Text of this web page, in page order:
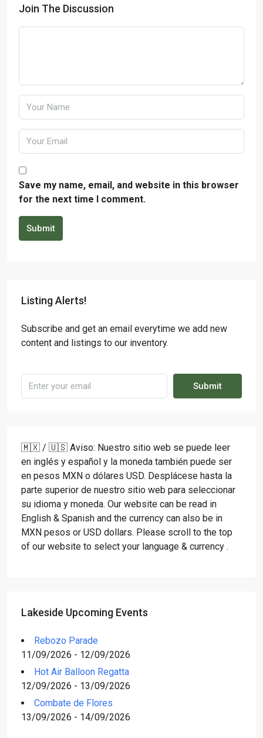
Join The Discussion
Save my name, email, and website in this browser
for the next time I comment.
Submit
Listing Alerts!
Subscribe and get an email everytime we add new
content and listings to our inventory.
Submit
🇲🇽 / 🇺🇸 Aviso: Nuestro sitio web se puede leer
en inglés y español y la moneda también puede ser
en pesos MXN o dólares USD. Desplácese hasta la
parte superior de nuestro sitio web para seleccionar
su idioma y moneda. Our website can be read in
English & Spanish and the currency can also be in
MXN pesos or USD dollars. Please scroll to the top
of our website to select your language & currency .
Lakeside Upcoming Events
Rebozo Parade
11/09/2026 - 12/09/2026
Hot Air Balloon Regatta
12/09/2026 - 13/09/2026
Combate de Flores
13/09/2026 - 14/09/2026